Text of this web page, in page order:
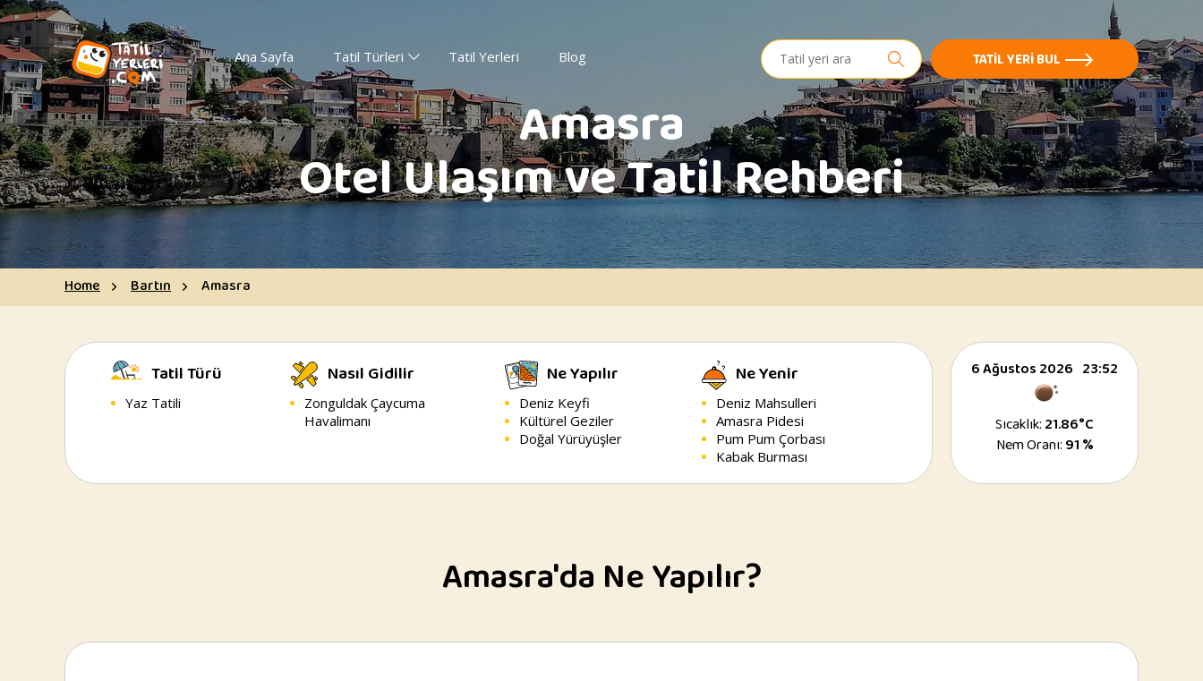
Ana Sayfa Tatil Türleri Tatil Yerleri Blog
Search
for:
TATIL YERI BUL
Amasra
Otel Ulaşım ve Tatil Rehberi
Home Bartın Amasra
Tatil Türü
Yaz Tatili
Nasıl Gidilir
Zonguldak Çaycuma
Havalimanı
Ne Yapılır
Deniz Keyfi
Kültürel Geziler
Doğal Yürüyüşler
Ne Yenir
Deniz Mahsulleri
Amasra Pidesi
Pum Pum Çorbası
Kabak Burması
6 Ağustos 2026 23:52
Sıcaklık:21.86°C
Nem Oranı:91 %
Amasra'da Ne Yapılır?